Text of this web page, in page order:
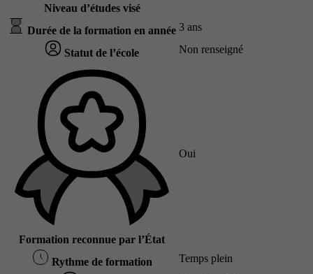
Niveau d’études visé
Durée de la formation en année 3 ans
Statut de l’école Non renseigné
Formation reconnue par l’État
Oui
Rythme de formation Temps plein